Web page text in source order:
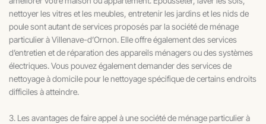
nettoyer les vitres et les meubles, entretenir les jardins et les nids de
poule sont autant de services proposés par la société de ménage
particulier à Villenave-d’Ornon. Elle offre également des services
d’entretien et de réparation des appareils ménagers ou des systèmes
électriques. Vous pouvez également demander des services de
nettoyage à domicile pour le nettoyage spécifique de certains endroits
difficiles à atteindre.
3. Les avantages de faire appel à une société de ménage particulier à